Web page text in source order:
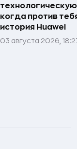
когда против
история Huawei
03 августа 2026,